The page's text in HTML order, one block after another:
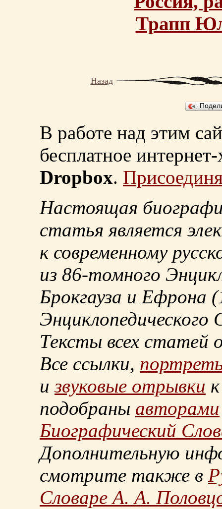
Трапп
Назад
В работе над этим
бесплатное
Dropbox.
Настоящая
статья является
к современному
из 86-томного
Брокгауза и Ефрона
Энциклопедического
Тексты всех статей
Все ссылки,
извуковые отрывки
подобраны авторами
Биографический
Дополнительную
смотрите также в
Словаре А. А.